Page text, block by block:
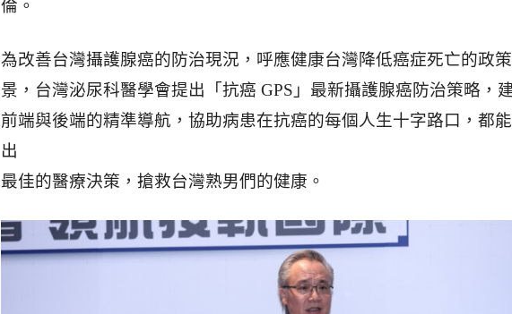
倫。
為改善台灣攝護腺癌的防治現況，呼應健康台灣降低癌症死亡的政
景，台灣泌尿科醫學會提出「抗癌 GPS」最新攝護腺癌防治策略，
前端與後端的精準導航，協助病患在抗癌的每個人生十字路口，都
出
最佳的醫療決策，搶救台灣熟男們的健康。